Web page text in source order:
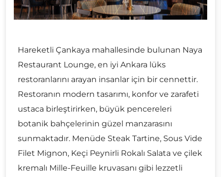
Hareketli Çankaya mahallesinde bulunan Naya
Restaurant Lounge, en iyi Ankara lüks
restoranlarını arayan insanlar için bir cennettir.
Restoranın modern tasarımı, konfor ve zarafeti
ustaca birleştirirken, büyük pencereleri
botanik bahçelerinin güzel manzarasını
sunmaktadır. Menüde Steak Tartine, Sous Vide
Filet Mignon, Keçi Peynirli Rokalı Salata ve çilek
kremalı Mille-Feuille kruvasanı gibi lezzetli